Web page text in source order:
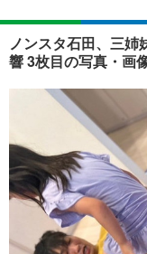
ショッピング
ノンスタ石田、三姉
響 3枚目の写真・画